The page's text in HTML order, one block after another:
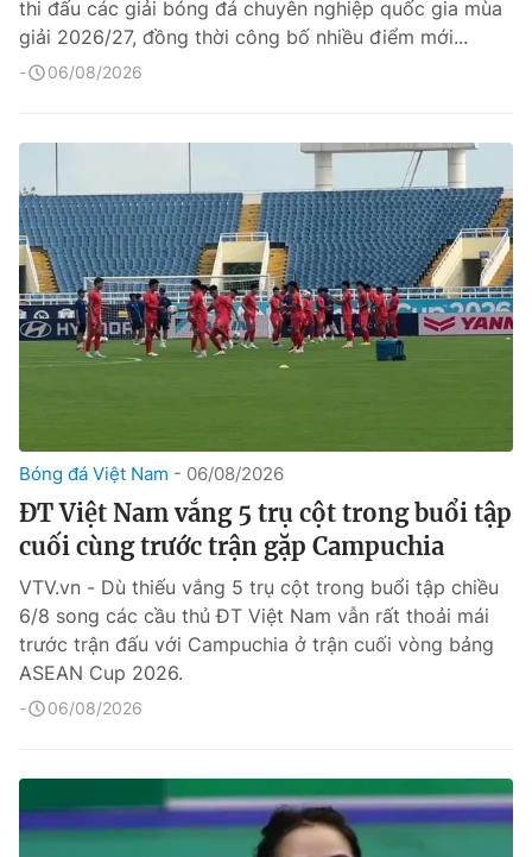
thi đấu các giải bóng đá chuyên nghiệp quốc gia mùa
giải 2026/27, đồng thời công bố nhiều điểm mới...
06/08/2026
Bóng đá Việt Nam 06/08/2026
ĐT Việt Nam vắng 5 trụ cột trong buổi tập
cuối cùng trước trận gặp Campuchia
VTV.vn - Dù thiếu vắng 5 trụ cột trong buổi tập chiều
6/8 song các cầu thủ ĐT Việt Nam vẫn rất thoải mái
trước trận đấu với Campuchia ở trận cuối vòng bảng
ASEAN Cup 2026.
06/08/2026